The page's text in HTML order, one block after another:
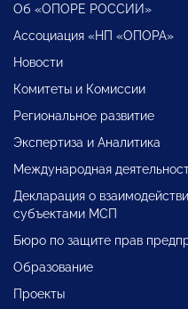
Об «ОПОРЕ РОССИИ»
Ассоциация «НП «ОПОРА»
Новости
Комитеты и Комиссии
Региональное развитие
Экспертиза и Аналитика
Международная
Декларация о
субъектами МСП
Бюро по защите прав
Образование
Проекты